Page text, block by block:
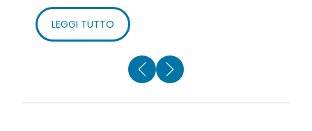
LEGGI TUTTO